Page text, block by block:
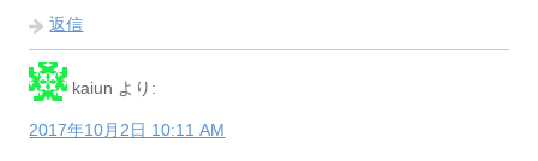
返信
kaiun より:
2017年10月2日 10:11 AM